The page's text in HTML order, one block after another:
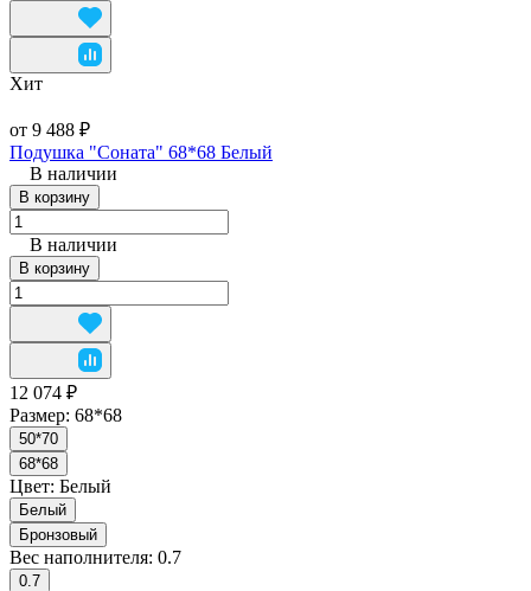
Хит
от 9 488 ₽
Подушка "Соната" 68*68 Белый
В наличии
В корзину
В наличии
В корзину
12 074 ₽
Размер: 68*68
50*70
68*68
Цвет: Белый
Белый
Бронзовый
Вес наполнителя: 0.7
0.7